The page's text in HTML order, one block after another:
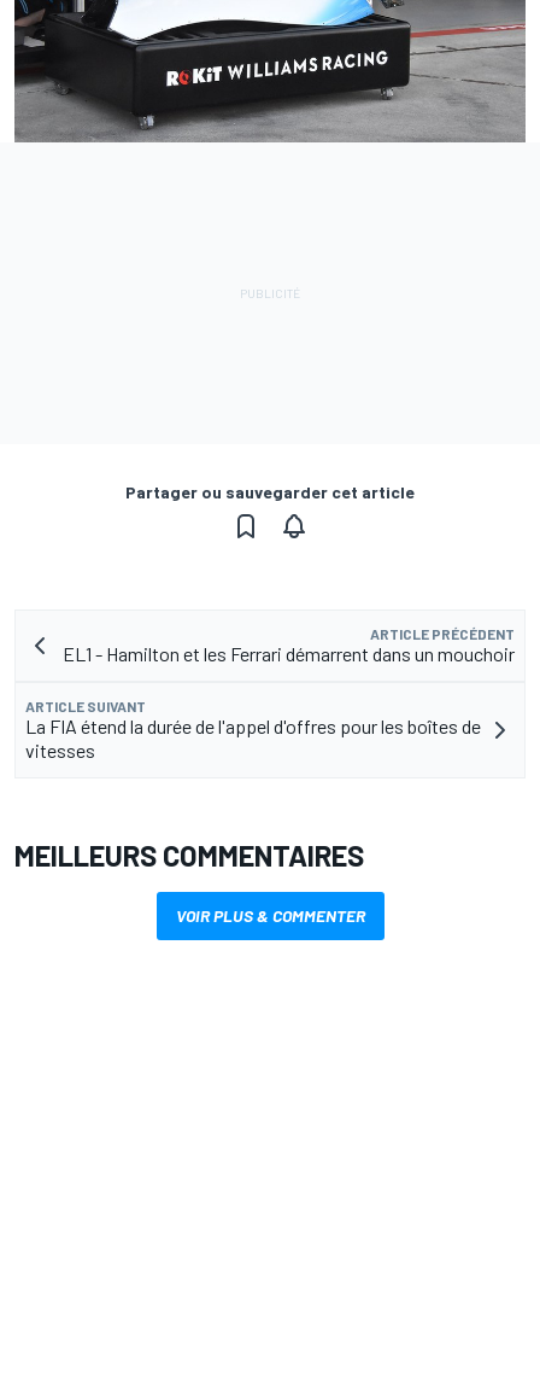
Partager ou sauvegarder cet article
ARTICLE PRÉCÉDENT
EL1 - Hamilton et les Ferrari démarrent dans un mouchoir
ARTICLE SUIVANT
La FIA étend la durée de l'appel d'offres pour les boîtes de
vitesses
MEILLEURS COMMENTAIRES
VOIR PLUS & COMMENTER